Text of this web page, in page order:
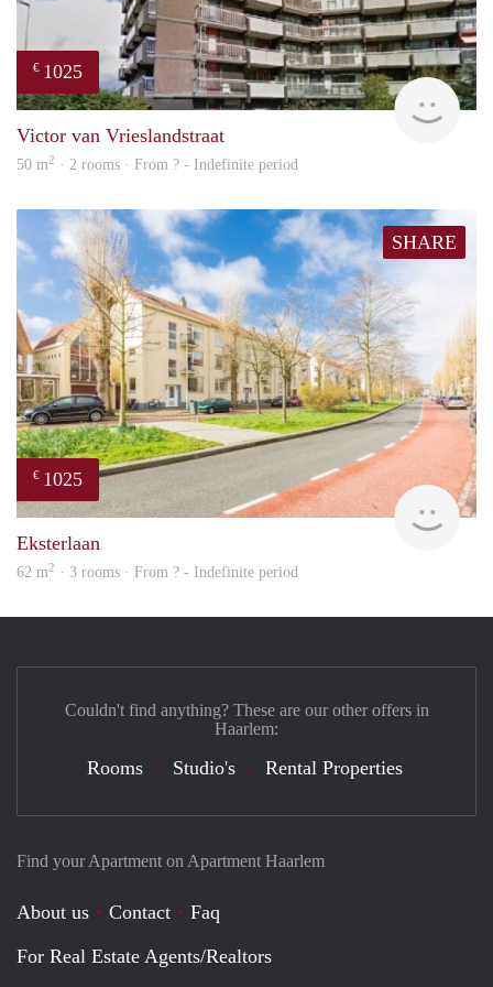
€ 1025
Victor van Vrieslandstraat
50 m2 · 2 rooms · From ? - Indefinite period
SHARE
€ 1025
Eksterlaan
62 m2 · 3 rooms · From ? - Indefinite period
Find your Apartment on Apartment Haarlem
About us Contact
Faq
For Real Estate Agents/Realtors
Couldn't find anything? These are our other offers in
Haarlem:
Rooms Studio's Rental Properties